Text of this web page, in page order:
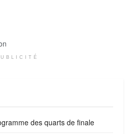
des quarts de finale